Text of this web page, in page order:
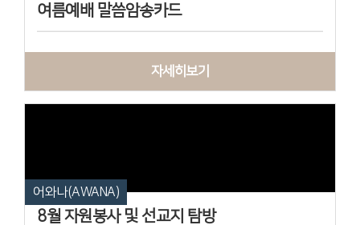
여름예배 말씀암송카드
자세히보기
어와나(AWANA)
8월 자원봉사 및 선교지 탐방